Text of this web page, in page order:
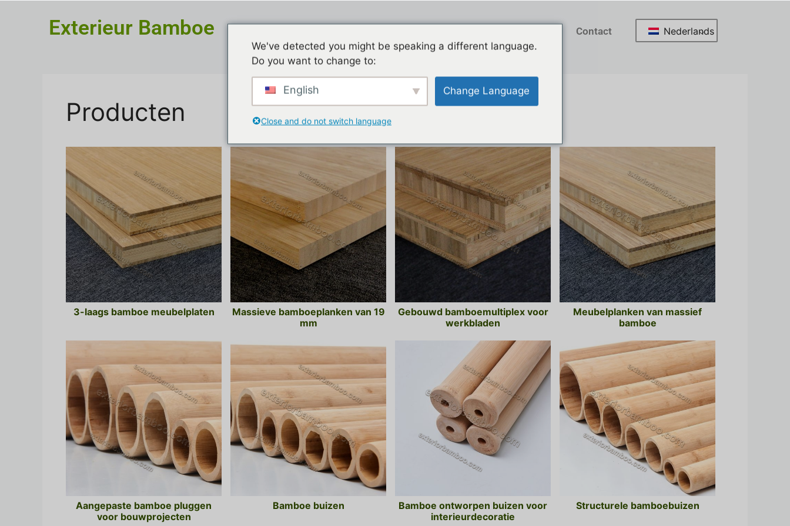
Exterieur Bamboe Contact Nederlands
Producten
3-laags bamboe meubelplaten
Massieve bamboeplanken van 19
mm
Gebouwd bamboemultiplex voor
werkbladen
Meubelplanken van massief
bamboe
Aangepaste bamboe pluggen
voor bouwprojecten
Bamboe buizen
Bamboe ontworpen buizen voor
interieurdecoratie
Structurele bamboebuizen
We've detected you might be speaking a different language.
Do you want to change to:
English Change Language
Close and do not switch language